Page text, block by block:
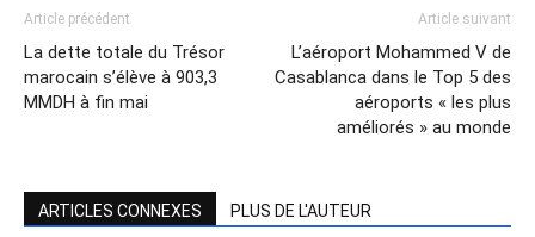
Article précédent
La dette totale du Trésor
marocain s’élève à 903,3
MMDH à fin mai
Article suivant
L’aéroport Mohammed V de
Casablanca dans le Top 5 des
aéroports « les plus
améliorés » au monde
ARTICLES CONNEXES PLUS DE L'AUTEUR